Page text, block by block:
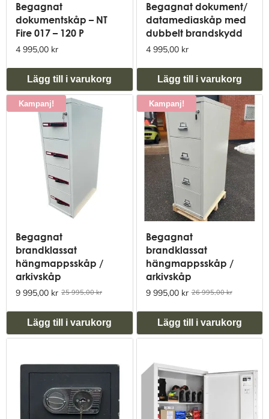
Begagnat
dokumentskåp – NT
Fire 017 – 120 P
4 995,00 kr
Lägg till i varukorg
Begagnat dokument/
datamediaskåp med
dubbelt brandskydd
4 995,00 kr
Lägg till i varukorg
Kampanj!
Begagnat
brandklassat
hängmappsskåp /
arkivskåp
9 995,00 kr 25 995,00 kr
Lägg till i varukorg
Kampanj!
Begagnat
brandklassat
hängmappsskåp /
arkivskåp
9 995,00 kr 26 995,00 kr
Lägg till i varukorg